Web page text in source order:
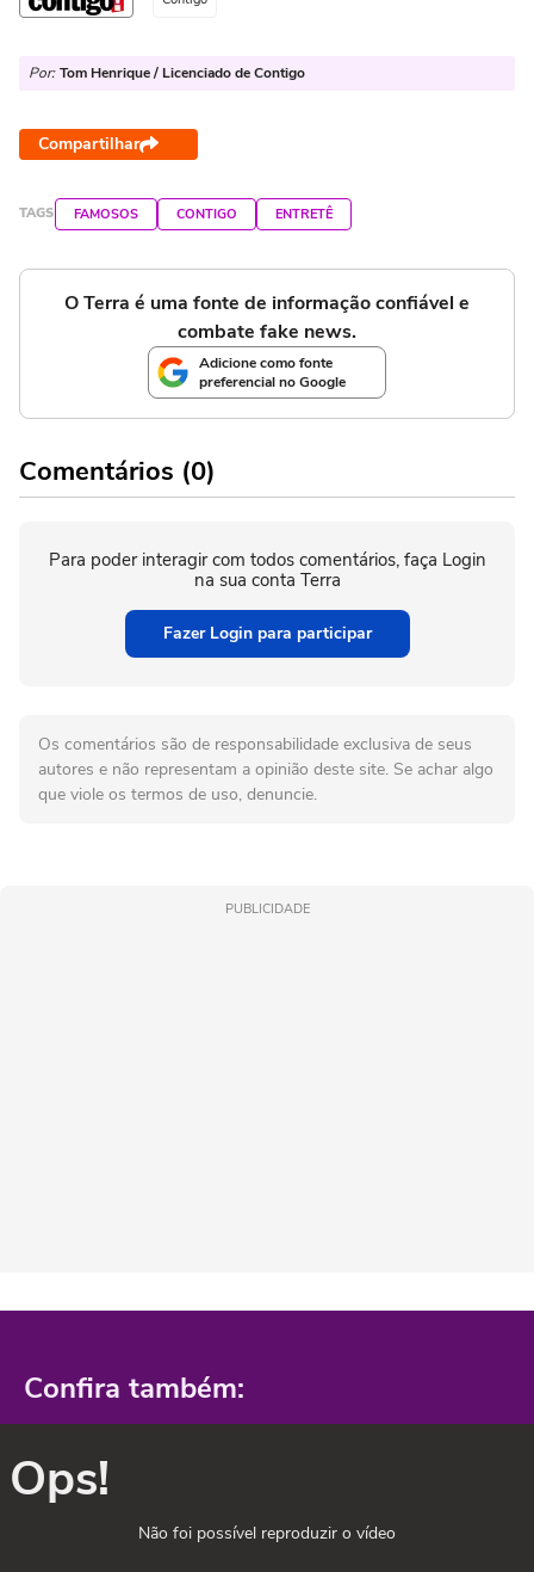
Por: Tom Henrique / Licenciado de Contigo
Compartilhar
TAGS FAMOSOS CONTIGO ENTRETÊ
O Terra é uma fonte de informação confiável e
combate fake news.
Adicione como fonte
preferencial no Google
Comentários (0)
Para poder interagir com todos comentários, faça Login
na sua conta Terra
Fazer Login para participar
Os comentários são de responsabilidade exclusiva de seus
autores e não representam a opinião deste site. Se achar algo
que viole os termos de uso, denuncie.
PUBLICIDADE
Confira também:
Ops!
Não foi possível reproduzir o vídeo